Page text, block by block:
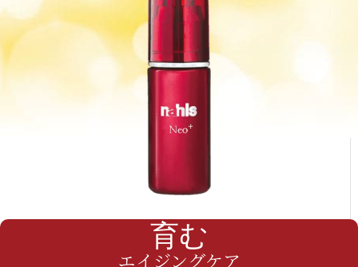
育む
エイジングケア